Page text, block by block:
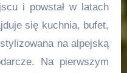
i powstał w latach
się kuchnia, bufet,
na alpejską
Na pierwszym